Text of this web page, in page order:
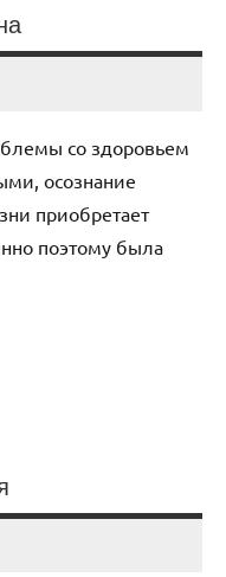
со здоровьем
осознание
приобретает
поэтому была